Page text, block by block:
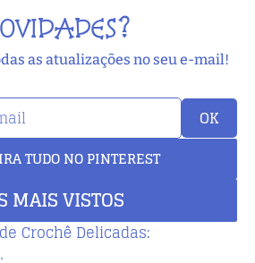
as atualizações no seu e-mail!
OK
TUDO NO PINTEREST
MAIS VISTOS
Crochê Delicadas: